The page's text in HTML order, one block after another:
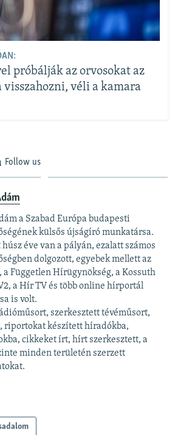
próbálják az orvosokat az
véli a kamara
Follow us
a Szabad Európa budapesti
külsős újságíró munkatársa.
éve van a pályán, ezalatt számos
dolgozott, egyebek mellett az
a Független Hírügynökség, a Kossuth
a Hír TV és több online hírportál
is volt.
szerkesztett tévéműsort,
riportokat készített híradókba,
cikkeket írt, hírt szerkesztett, a
minden területén szerzett